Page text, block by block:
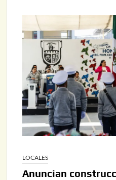
LOCALES
Anuncian